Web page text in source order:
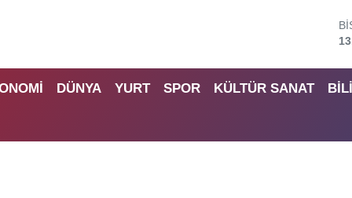
DÜNYA YURT SPOR KÜLTÜR SANAT